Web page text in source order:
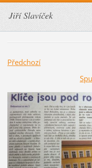
Jiří Slavíček
Předchozí